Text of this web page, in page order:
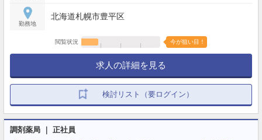
勤務地
北海道札幌市豊平区
閲覧状況 今が狙い目！
求人の詳細を見る
検討リスト（要ログイン）
調剤薬局 ｜ 正社員